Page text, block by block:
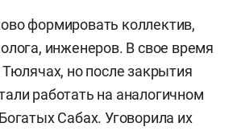
формировать коллектив,
инженеров. В свое время
но после закрытия
работать на аналогичном
Сабах. Уговорила их